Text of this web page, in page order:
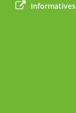
Informatives